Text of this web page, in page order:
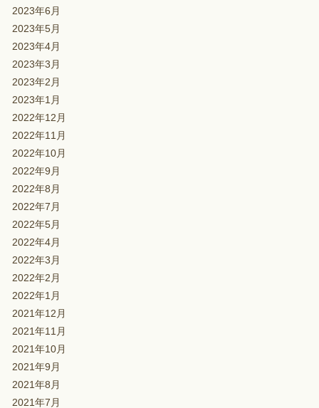
2023年6月
2023年5月
2023年4月
2023年3月
2023年2月
2023年1月
2022年12月
2022年11月
2022年10月
2022年9月
2022年8月
2022年7月
2022年5月
2022年4月
2022年3月
2022年2月
2022年1月
2021年12月
2021年11月
2021年10月
2021年9月
2021年8月
2021年7月